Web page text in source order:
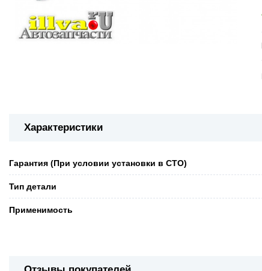
Характеристики
Гарантия (При условии установки в СТО)
Тип детали
Применимость